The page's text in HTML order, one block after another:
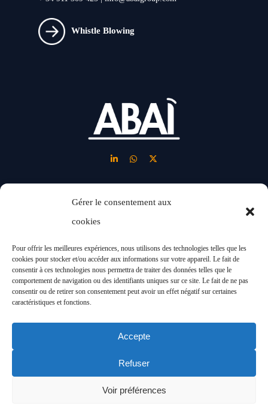
Gérer le consentement aux
cookies
Pour offrir les meilleures expériences, nous utilisons des technologies telles que les
cookies pour stocker et/ou accéder aux informations sur votre appareil. Le fait de
consentir à ces technologies nous permettra de traiter des données telles que le
comportement de navigation ou des identifiants uniques sur ce site. Le fait de ne pas
consentir ou de retirer son consentement peut avoir un effet négatif sur certaines
caractéristiques et fonctions.
Accepte
Refuser
Voir préférences
Whistle Blowing
LINKS
Nous
Nouveaux
modèles
d’affaires
Solutions
Industries
Projets
Blog
Politique de confidentia-lité